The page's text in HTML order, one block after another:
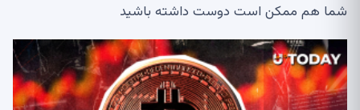
شما هم ممکن است دوست داشته باشید